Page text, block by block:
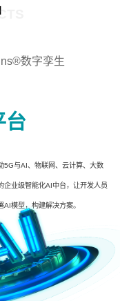
数字孪生
台
5G与AI、物联网、云计算、大数
企业级智能化AI中台，让开发人员
模型，构建解决方案。